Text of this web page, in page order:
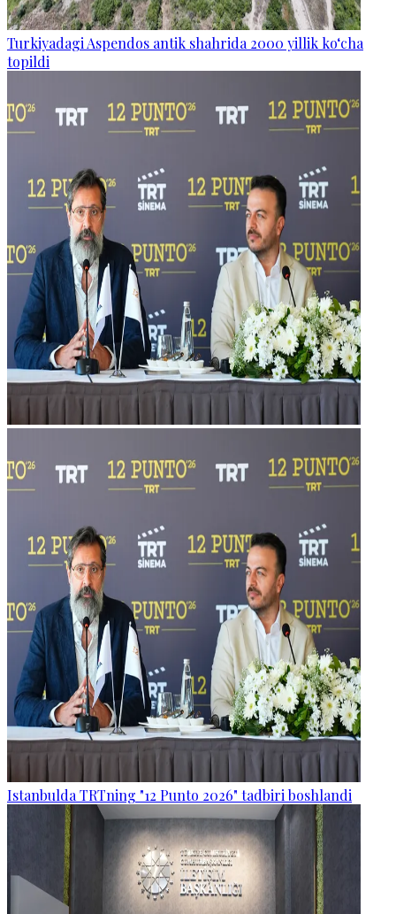
Turkiyadagi Aspendos antik shahrida 2000 yillik ko‘cha
topildi
Istanbulda TRTning "12 Punto 2026" tadbiri boshlandi